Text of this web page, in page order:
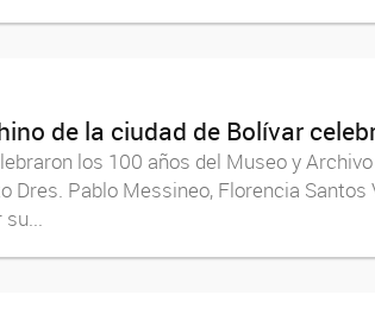
de la ciudad de Bolívar
los 100 años del Museo y
Pablo Messineo, Florencia